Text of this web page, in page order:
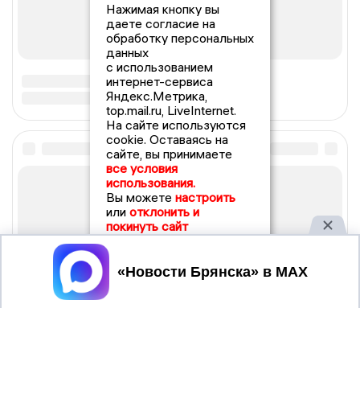
Нажимая кнопку вы
даете согласие на
обработку персональных
данных
с использованием
интернет-сервиса
Яндекс.Метрика,
top.mail.ru, LiveInternet.
На сайте используются
cookie. Оставаясь на
сайте, вы принимаете
все условия
использования.
Вы можете настроить
или отклонить и
покинуть сайт
Принять